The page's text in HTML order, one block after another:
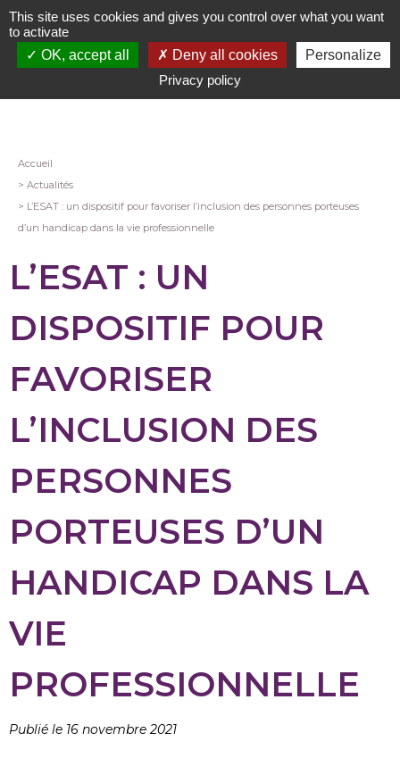
Aller
au
contenu
Fil
d'Ariane
Accueil
Actualités
L’ESAT : un dispositif pour favoriser l’inclusion des personnes porteuses
d’un handicap dans la vie professionnelle
L’ESAT : UN
DISPOSITIF POUR
FAVORISER
L’INCLUSION DES
PERSONNES
PORTEUSES D’UN
HANDICAP DANS LA
VIE
PROFESSIONNELLE
Publié le 16 novembre 2021
This site uses cookies and gives you control over what you want
to activate
OK, accept all
Deny all cookies
Personalize
Privacy policy